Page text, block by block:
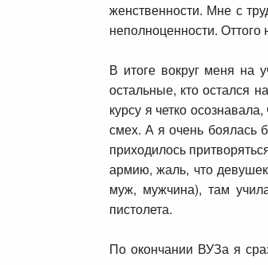
женственности. Мне с
неполноценности.
В итоге вокруг меня на
остальные, кто остался
курсу я четко
смех. А я очень боялась
приходилось
армию, жаль, что
муж, мужчина), там
пистолета.
По окончании ВУЗа я